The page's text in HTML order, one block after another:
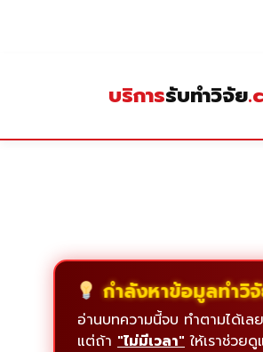
บริการรับทำวิจัย
กำลังหาข้อมูลทำวิ
อ่านบทความนี้จบ ทำตามได้เล
แต่ถ้า "ไม่มีเวลา" ให้เราช่วยดู